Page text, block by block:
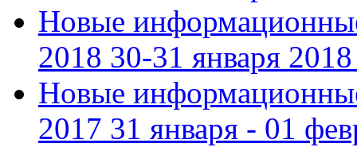
Новые
2018 30-31 января 2018
Новые
2017 31 января - 01